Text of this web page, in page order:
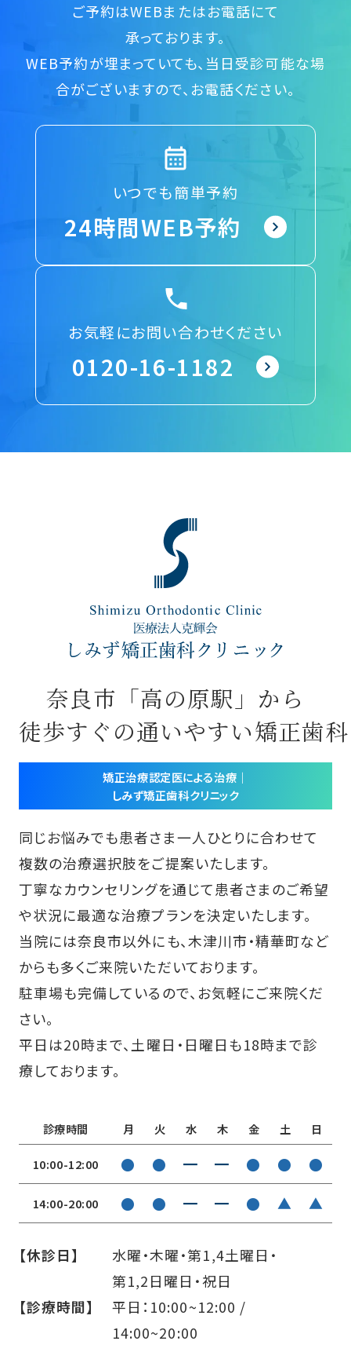
ご予約はWEBまたはお電話にて
承っております。
WEB予約が埋まっていても、当日受診可能な場
合がございますので、お電話ください。
いつでも簡単予約
24時間WEB予約
お気軽にお問い合わせください
0120-16-1182
奈良市「高の原駅」から
徒歩すぐの通いやすい矯正歯科
矯正治療認定医による治療｜
しみず矯正歯科クリニック
同じお悩みでも患者さま一人ひとりに合わせて
複数の治療選択肢をご提案いたします。
丁寧なカウンセリングを通じて患者さまのご希望
や状況に最適な治療プランを決定いたします。
当院には奈良市以外にも、木津川市・精華町など
からも多くご来院いただいております。
駐車場も完備しているので、お気軽にご来院くだ
さい。
平日は20時まで、土曜日・日曜日も18時まで診
療しております。
診療時間 月 火 水 木 金 土 日
10:00-12:00 ● ● ━ ━ ● ● ●
14:00-20:00 ● ● ━ ━ ● ▲ ▲
【休診日】
水曜・木曜・第1,4土曜日・
第1,2日曜日・祝日
【診療時間】
平日：10:00~12:00 /
14:00~20:00